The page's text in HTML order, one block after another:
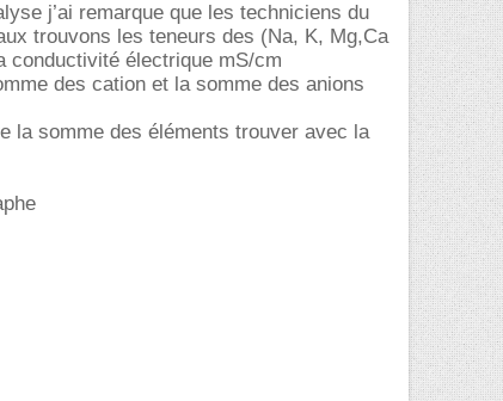
j’ai remarque que les techniciens du
trouvons les teneurs des (Na, K, Mg,Ca
conductivité électrique mS/cm
des cation et la somme des anions
la somme des éléments trouver avec la